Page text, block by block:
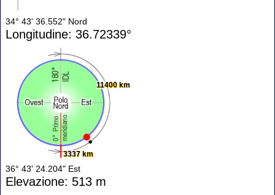
34° 43' 36.552" Nord
Longitudine: 36.72339°
3337 km
11400 km
36° 43' 24.204" Est
Elevazione: 513 m